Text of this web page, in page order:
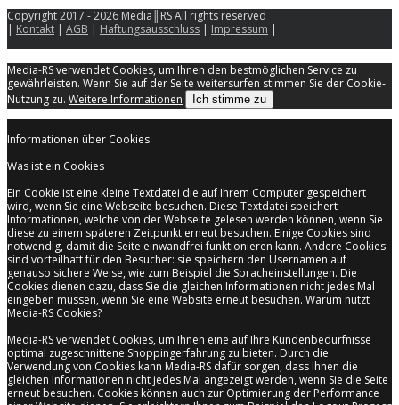
Copyright 2017 - 2026 Media║RS All rights reserved
| Kontakt | AGB | Haftungsausschluss | Impressum |
Media-RS verwendet Cookies, um Ihnen den bestmöglichen Service zu
gewährleisten. Wenn Sie auf der Seite weitersurfen stimmen Sie der Cookie-
Nutzung zu. Weitere Informationen Ich stimme zu
Informationen über Cookies
Was ist ein Cookies
Ein Cookie ist eine kleine Textdatei die auf Ihrem Computer gespeichert
wird, wenn Sie eine Webseite besuchen. Diese Textdatei speichert
Informationen, welche von der Webseite gelesen werden können, wenn Sie
diese zu einem späteren Zeitpunkt erneut besuchen. Einige Cookies sind
notwendig, damit die Seite einwandfrei funktionieren kann. Andere Cookies
sind vorteilhaft für den Besucher: sie speichern den Usernamen auf
genauso sichere Weise, wie zum Beispiel die Spracheinstellungen. Die
Cookies dienen dazu, dass Sie die gleichen Informationen nicht jedes Mal
eingeben müssen, wenn Sie eine Website erneut besuchen. Warum nutzt
Media-RS Cookies?
Media-RS verwendet Cookies, um Ihnen eine auf Ihre Kundenbedürfnisse
optimal zugeschnittene Shoppingerfahrung zu bieten. Durch die
Verwendung von Cookies kann Media-RS dafür sorgen, dass Ihnen die
gleichen Informationen nicht jedes Mal angezeigt werden, wenn Sie die Seite
erneut besuchen. Cookies können auch zur Optimierung der Performance